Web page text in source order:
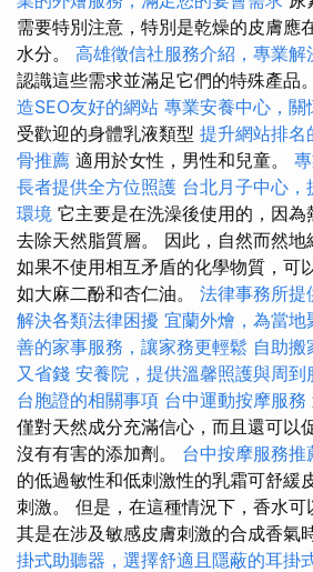
需要特別注意，特別是乾燥的皮膚應
水分。 高雄徵信社服務介紹，專業解
認識這些需求並滿足它們的特殊產品。
造SEO友好的網站 專業安養中心，
受歡迎的身體乳液類型 提升網站排名
骨推薦 適用於女性，男性和兒童。
長者提供全方位照護 台北月子中心
環境 它主要是在洗澡後使用的，因為
去除天然脂質層。 因此，自然而然地
如果不使用相互矛盾的化學物質，可
如大麻二酚和杏仁油。 法律事務所提
解決各類法律困擾 宜蘭外燴，為當
善的家事服務，讓家務更輕鬆 自助搬
又省錢 安養院，提供溫馨照護與周到
台胞證的相關事項 台中運動按摩服務
僅對天然成分充滿信心，而且還可以
沒有有害的添加劑。 台中按摩服務推
的低過敏性和低刺激性的乳霜可舒緩
刺激。 但是，在這種情況下，香水可
其是在涉及敏感皮膚刺激的合成香氣
掛式助聽器，選擇舒適且隱蔽的耳掛